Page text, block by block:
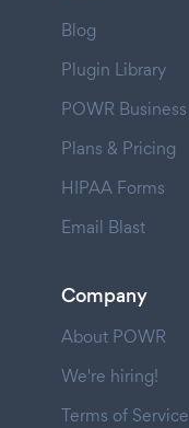
Blog
Plugin Library
POWR Business
Plans & Pricing
HIPAA Forms
Email Blast
Company
About POWR
We're hiring!
Terms of Service